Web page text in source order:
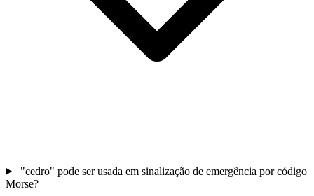
"cedro" pode ser usada em sinalização de emergência por código
Morse?